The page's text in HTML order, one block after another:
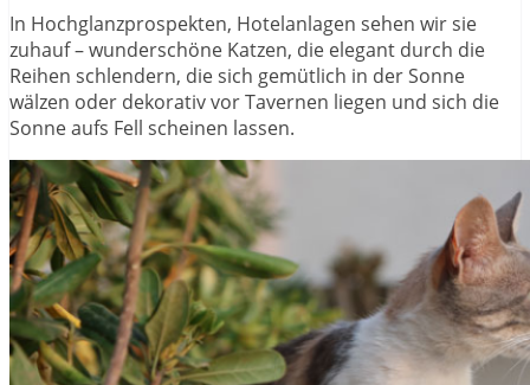
In Hochglanzprospekten, Hotelanlagen sehen wir sie
zuhauf – wunderschöne Katzen, die elegant durch die
Reihen schlendern, die sich gemütlich in der Sonne
wälzen oder dekorativ vor Tavernen liegen und sich die
Sonne aufs Fell scheinen lassen.